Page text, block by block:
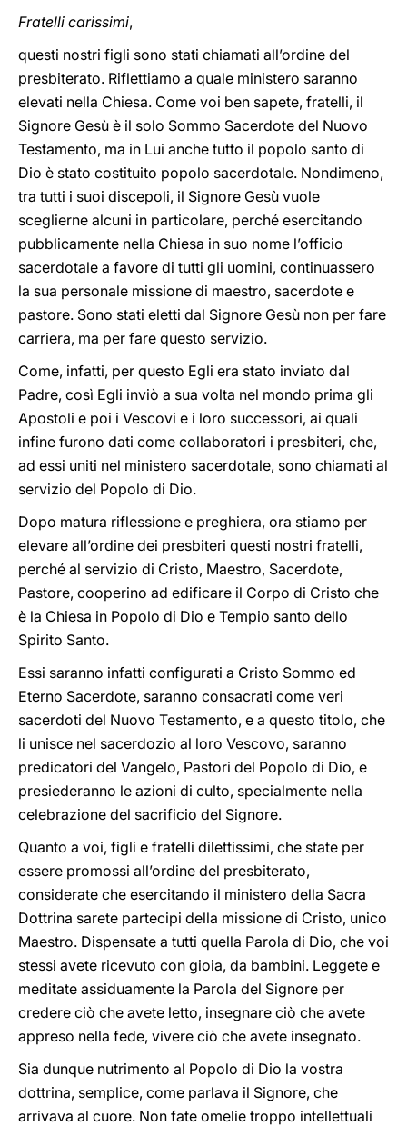
Fratelli carissimi,
questi nostri figli sono stati chiamati all’ordine del
presbiterato. Riflettiamo a quale ministero saranno
elevati nella Chiesa. Come voi ben sapete, fratelli, il
Signore Gesù è il solo Sommo Sacerdote del Nuovo
Testamento, ma in Lui anche tutto il popolo santo di
Dio è stato costituito popolo sacerdotale. Nondimeno,
tra tutti i suoi discepoli, il Signore Gesù vuole
sceglierne alcuni in particolare, perché esercitando
pubblicamente nella Chiesa in suo nome l’officio
sacerdotale a favore di tutti gli uomini, continuassero
la sua personale missione di maestro, sacerdote e
pastore. Sono stati eletti dal Signore Gesù non per fare
carriera, ma per fare questo servizio.
Come, infatti, per questo Egli era stato inviato dal
Padre, così Egli inviò a sua volta nel mondo prima gli
Apostoli e poi i Vescovi e i loro successori, ai quali
infine furono dati come collaboratori i presbiteri, che,
ad essi uniti nel ministero sacerdotale, sono chiamati al
servizio del Popolo di Dio.
Dopo matura riflessione e preghiera, ora stiamo per
elevare all’ordine dei presbiteri questi nostri fratelli,
perché al servizio di Cristo, Maestro, Sacerdote,
Pastore, cooperino ad edificare il Corpo di Cristo che
è la Chiesa in Popolo di Dio e Tempio santo dello
Spirito Santo.
Essi saranno infatti configurati a Cristo Sommo ed
Eterno Sacerdote, saranno consacrati come veri
sacerdoti del Nuovo Testamento, e a questo titolo, che
li unisce nel sacerdozio al loro Vescovo, saranno
predicatori del Vangelo, Pastori del Popolo di Dio, e
presiederanno le azioni di culto, specialmente nella
celebrazione del sacrificio del Signore.
Quanto a voi, figli e fratelli dilettissimi, che state per
essere promossi all’ordine del presbiterato,
considerate che esercitando il ministero della Sacra
Dottrina sarete partecipi della missione di Cristo, unico
Maestro. Dispensate a tutti quella Parola di Dio, che voi
stessi avete ricevuto con gioia, da bambini. Leggete e
meditate assiduamente la Parola del Signore per
credere ciò che avete letto, insegnare ciò che avete
appreso nella fede, vivere ciò che avete insegnato.
Sia dunque nutrimento al Popolo di Dio la vostra
dottrina, semplice, come parlava il Signore, che
arrivava al cuore. Non fate omelie troppo intellettuali